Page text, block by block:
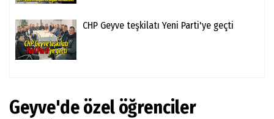
CHP Geyve teşkilatı Yeni Parti'ye geçti
Geyve'de özel öğrenciler